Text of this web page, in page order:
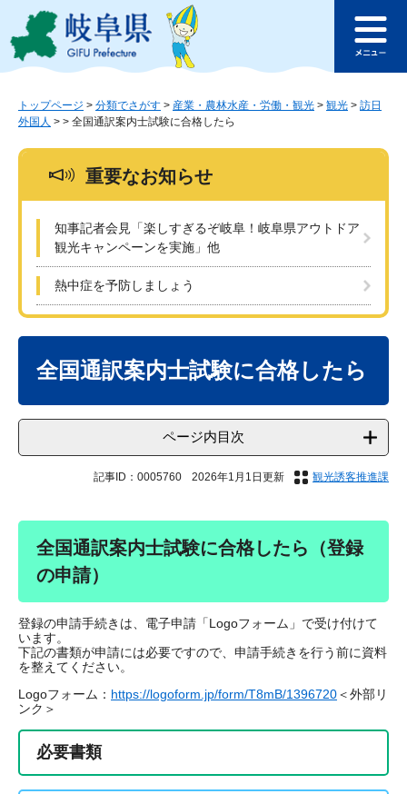
ジ
ュ
このページの本文へ
ュ
トップページ > 分類でさがす > 産業・農林水産・労働・観光 > 観光 > 訪日
外国人 > > 全国通訳案内士試験に合格したら
重要なお知らせ
知事記者会見「楽しすぎるぞ岐阜！岐阜県アウトドア
観光キャンペーンを実施」他
熱中症を予防しましょう
全国通訳案内士試験に合格したら
ページ内目次
記事ID：0005760 2026年1月1日更新 観光誘客推進課
全国通訳案内士試験に合格したら（登録
の申請）
登録の申請手続きは、電子申請「Logoフォーム」で受け付けて
います。
下記の書類が申請には必要ですので、申請手続きを行う前に資料
を整えてください。
Logoフォーム： https://logoform.jp/form/T8mB/1396720＜外部リ
ンク＞
必要書類